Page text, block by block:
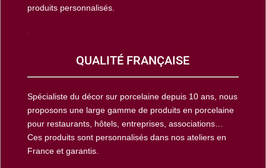
produits personnalisés.
QUALITÉ FRANÇAISE
Spécialiste du décor sur porcelaine depuis 10 ans, nous
proposons une large gamme de produits en porcelaine
pour restaurants, hôtels, entreprises, associations…
Ces produits sont personnalisés dans nos ateliers en
France et garantis.